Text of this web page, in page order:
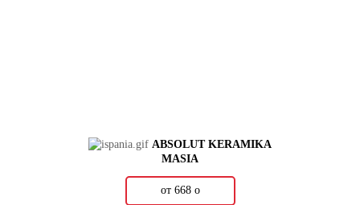
ABSOLUT KERAMIKA
MASIA
от 668 о